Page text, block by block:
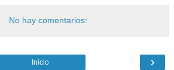
No hay comentarios:
›
Inicio